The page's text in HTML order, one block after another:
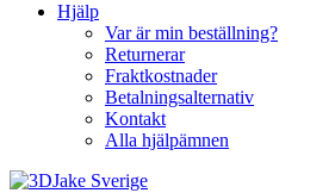
Hjälp
Var är min beställning?
Returnerar
Fraktkostnader
Betalningsalternativ
Kontakt
Alla hjälpämnen